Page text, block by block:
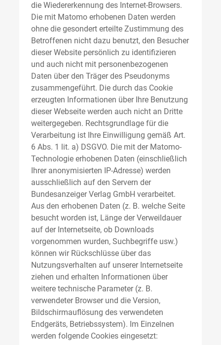
die Wiedererkennung des Internet-Browsers.
Die mit Matomo erhobenen Daten werden
ohne die gesondert erteilte Zustimmung des
Betroffenen nicht dazu benutzt, den Besucher
dieser Website persönlich zu identifizieren
und auch nicht mit personenbezogenen
Daten über den Träger des Pseudonyms
zusammengeführt. Die durch das Cookie
erzeugten Informationen über Ihre Benutzung
dieser Webseite werden auch nicht an Dritte
weitergegeben. Rechtsgrundlage für die
Verarbeitung ist Ihre Einwilligung gemäß Art.
6 Abs. 1 lit. a) DSGVO. Die mit der Matomo-
Technologie erhobenen Daten (einschließlich
Ihrer anonymisierten IP-Adresse) werden
ausschließlich auf den Servern der
Bundesanzeiger Verlag GmbH verarbeitet.
Aus den erhobenen Daten (z. B. welche Seite
besucht worden ist, Länge der Verweildauer
auf der Internetseite, ob Downloads
vorgenommen wurden, Suchbegriffe usw.)
können wir Rückschlüsse über das
Nutzungsverhalten auf unserer Internetseite
ziehen und erhalten Informationen über
weitere technische Parameter (z. B.
verwendeter Browser und die Version,
Bildschirmauflösung des verwendeten
Endgeräts, Betriebssystem). Im Einzelnen
werden folgende Cookies eingesetzt: